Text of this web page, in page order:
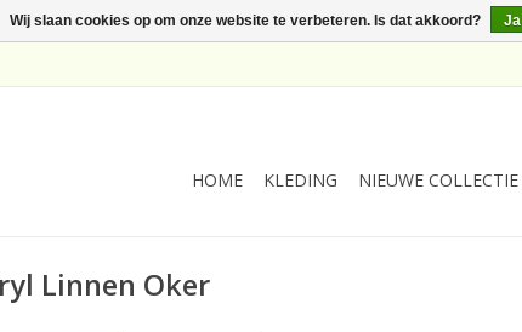
HOME KLEDING NIEUWE COLLECTIE
Linnen Oker
Wij slaan cookies op om onze website te verbeteren. Is dat akkoord? Ja